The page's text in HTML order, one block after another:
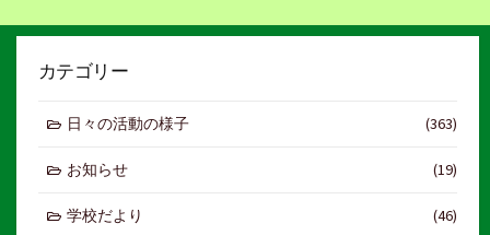
カテゴリー
日々の活動の様子 (363)
お知らせ (19)
学校だより (46)